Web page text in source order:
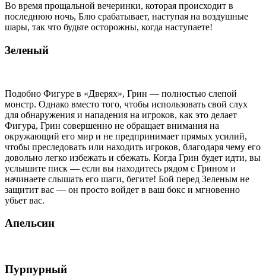
Во время прощальной вечеринки, которая происходит в
последнюю ночь, Блю срабатывает, наступая на воздушные
шары, так что будьте осторожны, когда наступаете!
Зеленый
Подобно Фигуре в «Дверях», Грин — полностью слепой
монстр. Однако вместо того, чтобы использовать свой слух
для обнаружения и нападения на игроков, как это делает
Фигура, Грин совершенно не обращает внимания на
окружающий его мир и не предпринимает прямых усилий,
чтобы преследовать или находить игроков, благодаря чему его
довольно легко избежать и сбежать. Когда Грин будет идти, вы
услышите писк — если вы находитесь рядом с Грином и
начинаете слышать его шаги, бегите! Бой перед Зеленым не
защитит вас — он просто войдет в ваш бокс и мгновенно
убьет вас.
Апельсин
Пурпурный